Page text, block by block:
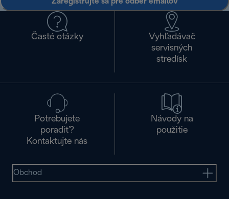
Časté otázky
Vyhľadávač
servisných
stredísk
Potrebujete
poradiť?
Kontaktujte nás
Návody na
použitie
Obchod